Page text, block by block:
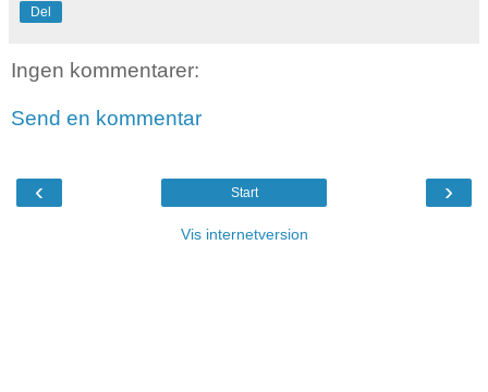
Del
Ingen kommentarer:
Send en kommentar
‹ ›
Start
Vis internetversion